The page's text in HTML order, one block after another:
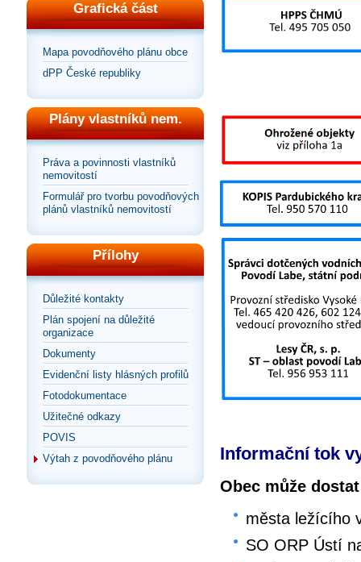
Grafická část
Mapa povodňového plánu obce
dPP České republiky
Plány vlastníků nem.
Práva a povinnosti vlastníků
nemovitostí
Formulář pro tvorbu povodňových
plánů vlastníků nemovitostí
Přílohy
Důležité kontakty
Plán spojení na důležité
organizace
Dokumenty
Evidenční listy hlásných profilů
Fotodokumentace
Užitečné odkazy
POVIS
Výtah z povodňového plánu
Informační tok
Obec může
města ležícího
SO ORP Ústí